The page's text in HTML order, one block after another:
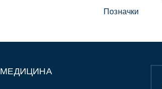
Позначки
МЕДИЦИНА